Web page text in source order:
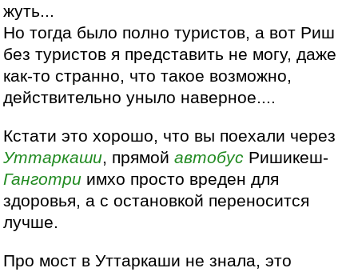
жуть...
Но тогда было полно туристов, а вот Риш
без туристов я представить не могу, даже
как-то странно, что такое возможно,
действительно уныло наверное....
Кстати это хорошо, что вы поехали через
Уттаркаши, прямойавтобус Ришикеш-
Ганготри имхо просто вреден для
здоровья, а с остановкой переносится
лучше.
Про мост в Уттаркаши не знала, это